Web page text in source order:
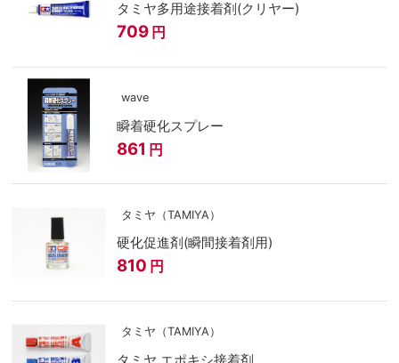
タミヤ多用途接着剤(クリヤー)
709 円
wave
瞬着硬化スプレー
861 円
タミヤ（TAMIYA）
硬化促進剤(瞬間接着剤用)
810 円
タミヤ（TAMIYA）